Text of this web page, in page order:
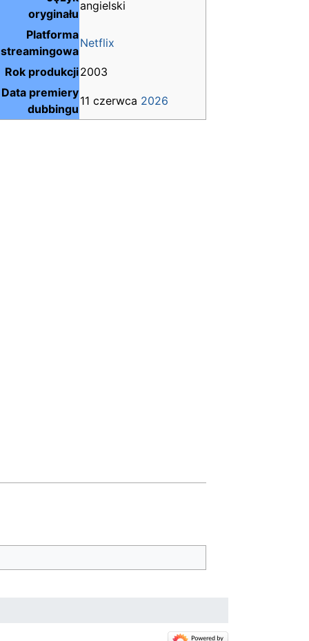
oryginału
angielski
Platforma
streamingowa
Netflix
Rok produkcji2003
Data premiery
dubbingu
11 czerwca 2026